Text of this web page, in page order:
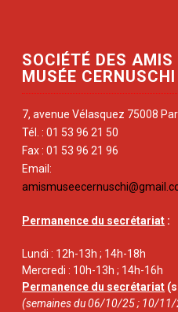
SOCIÉTÉ DES AMIS
MUSÉE CERNUSCHI
7, avenue Vélasquez 75008
Tél. : 01 53 96 21 50
Fax : 01 53 96 21 96
Email:
Permanence du secrétariat :
Lundi : 12h-13h ; 14h-18h
Mercredi : 10h-13h ; 14h-16h
Permanence du secrétariat
(semaines du 06/10/25 ; 10/